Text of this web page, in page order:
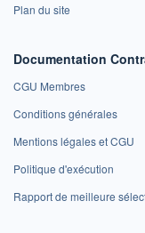
Plan du site
Documentation
CGU Membres
Conditions générales
Mentions légales et CGU
Politique d'exécution
Rapport de meilleure